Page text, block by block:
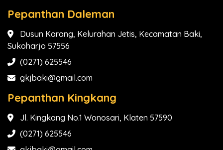
Pepanthan Daleman
Dusun Karang, Kelurahan Jetis, Kecamatan Baki,
Sukoharjo 57556
(0271) 625546
gkjbaki@gmail.com
Pepanthan Kingkang
Jl. Kingkang No.1 Wonosari, Klaten 57590
(0271) 625546